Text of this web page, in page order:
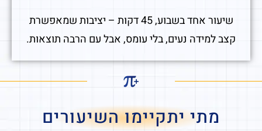
שיעור אחד בשבוע, 45 דקות – יציבות שמאפשרת
קצב למידה נעים, בלי עומס, אבל עם הרבה תוצאות.
מתי יתקיימו השיעורים